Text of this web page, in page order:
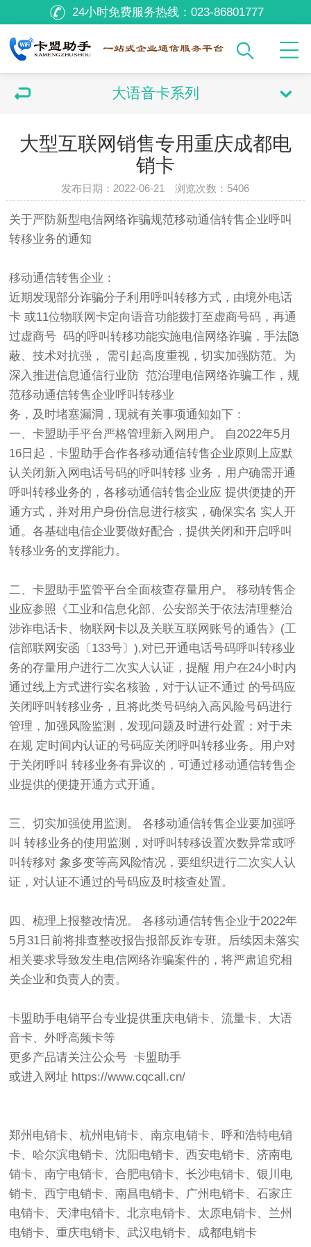
24小时免费服务热线： 023-86801777
大语音卡系列
大型互联网销售专用重庆成都电
销卡
发布日期：2022-06-21 浏览次数： 5406
关于严防新型电信网络诈骗规范移动通信转售企业呼叫
转移业务的通知
移动通信转售企业：
近期发现部分诈骗分子利用呼叫转移方式，由境外电话
卡 或11位物联网卡定向语音功能拨打至虚商号码，再通
过虚商号 码的呼叫转移功能实施电信网络诈骗，手法隐
蔽、技术对抗强， 需引起高度重视，切实加强防范。为
深入推进信息通信行业防 范治理电信网络诈骗工作，规
范移动通信转售企业呼叫转移业
务，及时堵塞漏洞，现就有关事项通知如下：
一、卡盟助手平台严格管理新入网用户。 自2022年5月
16日起，卡盟助手合作各移动通信转售企业原则上应默
认关闭新入网电话号码的呼叫转移 业务，用户确需开通
呼叫转移业务的，各移动通信转售企业应 提供便捷的开
通方式，并对用户身份信息进行核实，确保实名 实人开
通。各基础电信企业要做好配合，提供关闭和开启呼叫
转移业务的支撑能力。
二、卡盟助手监管平台全面核查存量用户。 移动转售企
业应参照《工业和信息化部、公安部关于依法清理整治
涉诈电话卡、物联网卡以及关联互联网账号的通告》(工
信部联网安函〔133号〕),对已开通电话号码呼叫转移业
务的存量用户进行二次实人认证，提醒 用户在24小时内
通过线上方式进行实名核验，对于认证不通过 的号码应
关闭呼叫转移业务，且将此类号码纳入高风险号码进行
管理，加强风险监测，发现问题及时进行处置；对于未
在规 定时间内认证的号码应关闭呼叫转移业务。用户对
于关闭呼叫 转移业务有异议的，可通过移动通信转售企
业提供的便捷开通方式开通。
三、切实加强使用监测。 各移动通信转售企业要加强呼
叫 转移业务的使用监测，对呼叫转移设置次数异常或呼
叫转移对 象多变等高风险情况，要组织进行二次实人认
证，对认证不通过的号码应及时核查处置。
四、梳理上报整改情况。 各移动通信转售企业于2022年
5月31日前将排查整改报告报部反诈专班。后续因未落实
相关要求导致发生电信网络诈骗案件的，将严肃追究相
关企业和负责人的责。
卡盟助手电销平台专业提供重庆电销卡、流量卡、大语
音卡、外呼高频卡等
更多产品请关注公众号 卡盟助手
或进入网址 https://www.cqcall.cn/
郑州电销卡、杭州电销卡、南京电销卡、呼和浩特电销
卡、哈尔滨电销卡、沈阳电销卡、西安电销卡、济南电
销卡、南宁电销卡、合肥电销卡、长沙电销卡、银川电
销卡、西宁电销卡、南昌电销卡、广州电销卡、石家庄
电销卡、天津电销卡、北京电销卡、太原电销卡、兰州
电销卡、重庆电销卡、武汉电销卡、成都电销卡